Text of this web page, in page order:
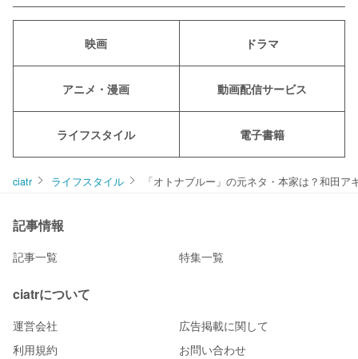
映画 ドラマ
アニメ・漫画 動画配信サービス
ライフスタイル 電子書籍
ciatr ライフスタイル 「オトナブルー」の元ネタ・本家は？和田ア
記事情報
記事一覧 特集一覧
ciatrについて
運営会社
広告掲載に関して
利用規約
お問い合わせ